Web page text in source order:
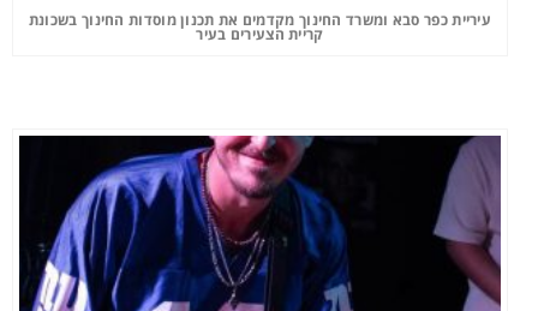
עיריית כפר סבא ומשרד החינוך מקדמים את תכנון מוסדות החינוך בשכונת
קריית הצעירים בעיר